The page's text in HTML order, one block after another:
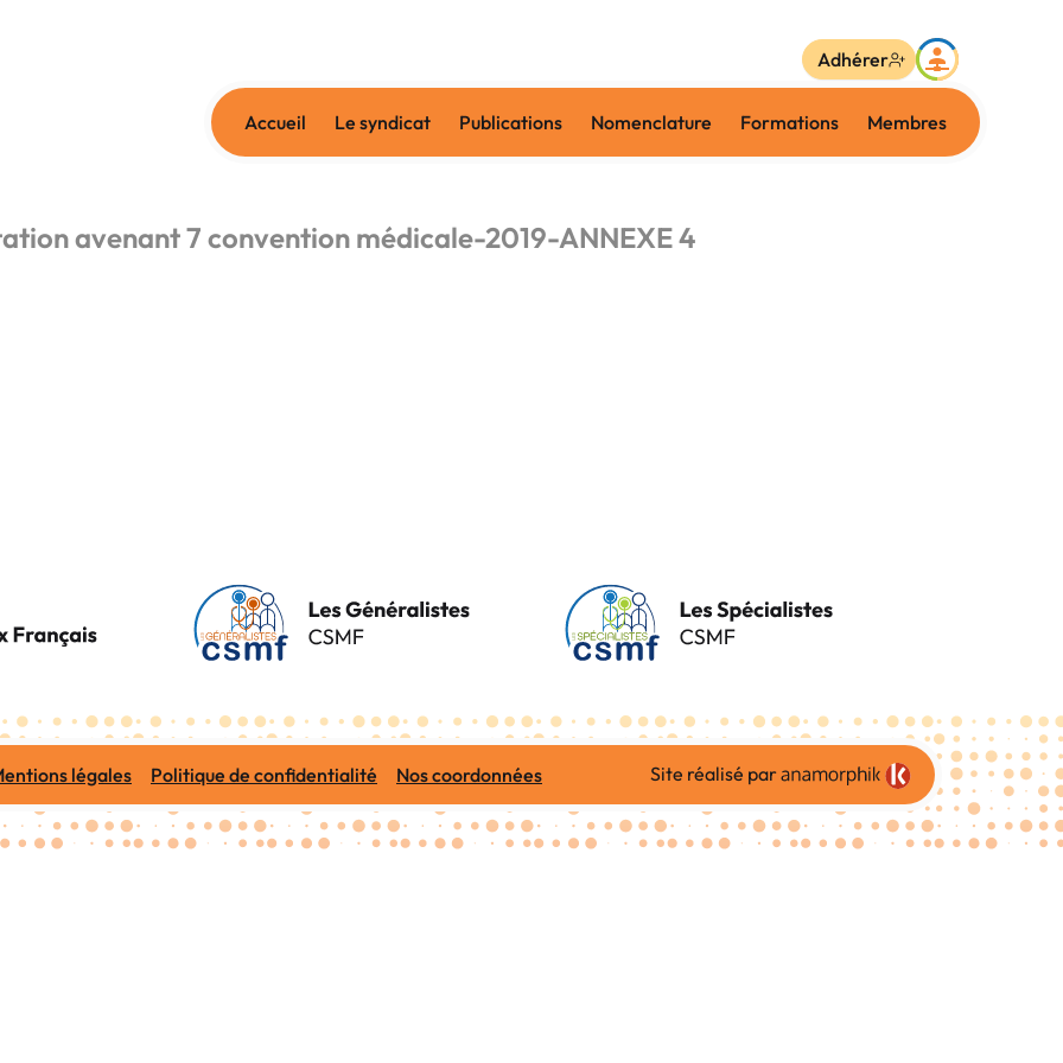
Accueil Le syndicat Publications Nomenclature Formations Membres
Adhérer
avenant 7 convention médicale-2019-ANNEXE 4
légales Politique de confidentialité Nos coordonnées Site réalisé par